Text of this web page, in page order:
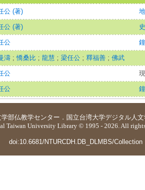
公 (著)
公 (著)
公
濤 ;憍桑比 ; 龍慧 ; 梁任公 ; 釋福善 ; 佛武
公
公
学部仏教学センター ． 国立台湾大学デジタル人
Taiwan University Library © 1995 - 2026. All
doi:10.6681/NTURCDH.DB_DLMBS/Collection